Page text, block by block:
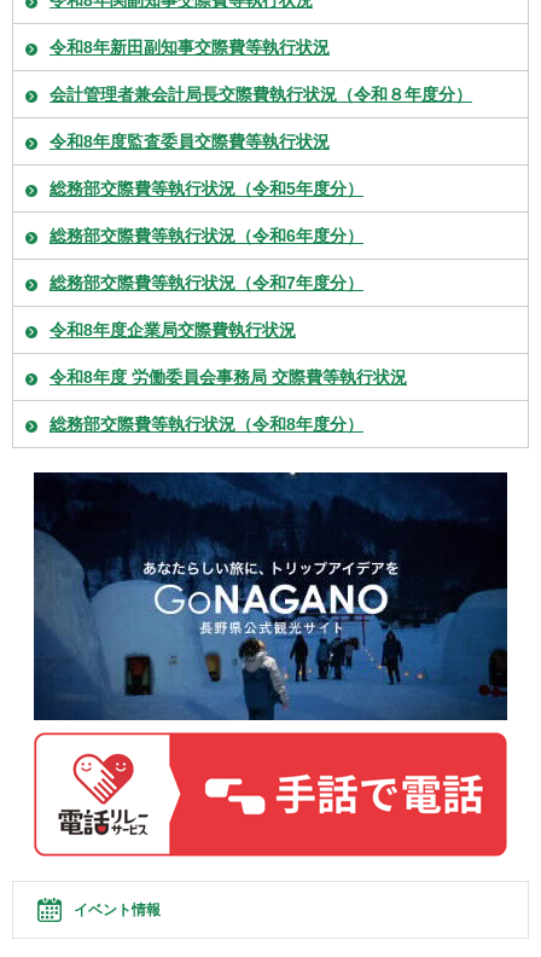
令和8年新田副知事交際費等執行状況
会計管理者兼会計局長交際費執行状況（令和８年度分）
令和8年度監査委員交際費等執行状況
総務部交際費等執行状況（令和5年度分）
総務部交際費等執行状況（令和6年度分）
総務部交際費等執行状況（令和7年度分）
令和8年度企業局交際費執行状況
令和8年度 労働委員会事務局 交際費等執行状況
総務部交際費等執行状況（令和8年度分）
イベント情報